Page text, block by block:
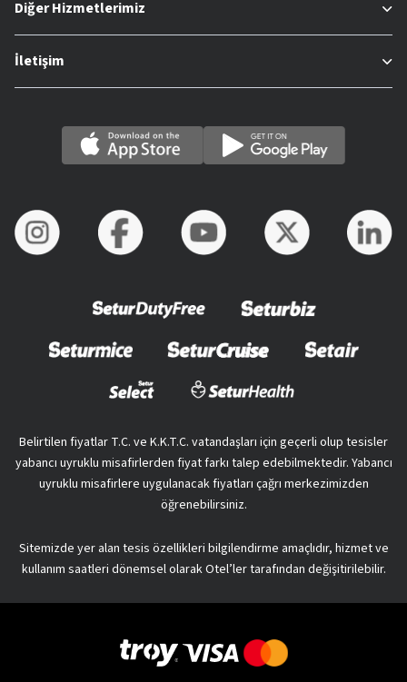
Diğer Hizmetlerimiz
İletişim
Belirtilen fiyatlar T.C. ve K.K.T.C. vatandaşları için geçerli olup tesisler
yabancı uyruklu misafirlerden fiyat farkı talep edebilmektedir. Yabancı
uyruklu misafirlere uygulanacak fiyatları çağrı merkezimizden
öğrenebilirsiniz.
Sitemizde yer alan tesis özellikleri bilgilendirme amaçlıdır, hizmet ve
kullanım saatleri dönemsel olarak Otel’ler tarafından değişitirilebilir.